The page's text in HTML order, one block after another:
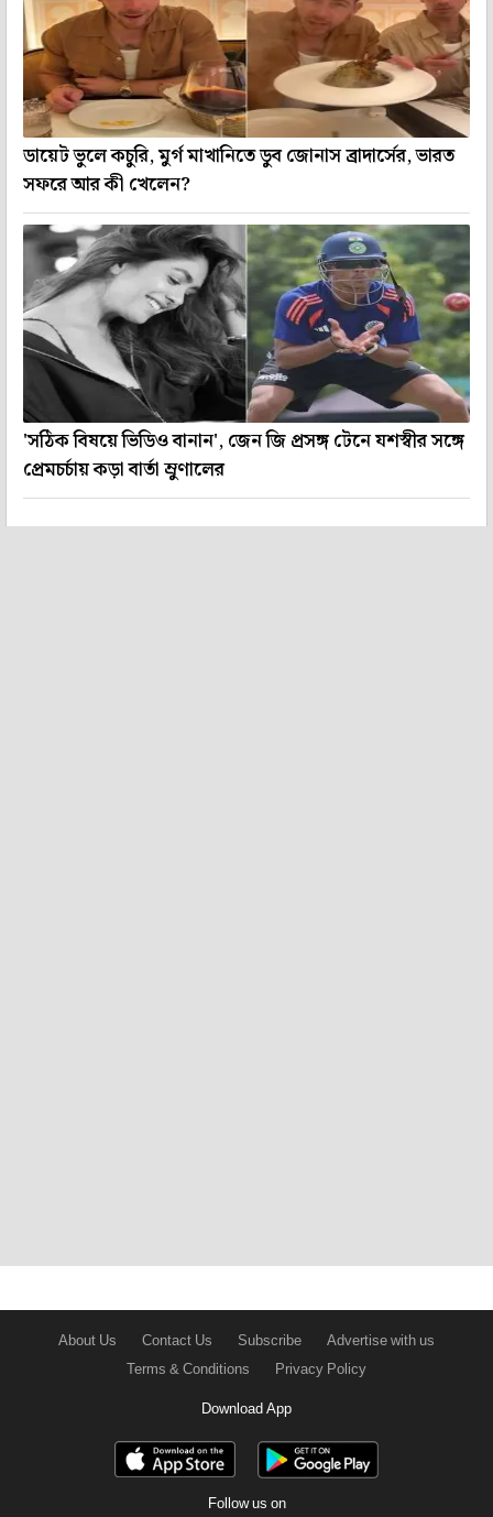
ডায়েট ভুলে কচুরি, মুর্গ মাখানিতে ডুব জোনাস ব্রাদার্সের, ভারত
সফরে আর কী খেলেন?
'সঠিক বিষয়ে ভিডিও বানান', জেন জি প্রসঙ্গ টেনে যশস্বীর সঙ্গে
প্রেমচর্চায় কড়া বার্তা ম্রুণালের
About Us Contact Us Subscribe
Advertise with us
Terms & Conditions
Privacy Policy
Download App
Follow us on